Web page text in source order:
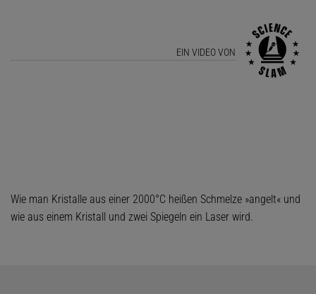
EIN VIDEO VON
Wie man Kristalle aus einer 2000°C heißen Schmelze »angelt« und
wie aus einem Kristall und zwei Spiegeln ein Laser wird.